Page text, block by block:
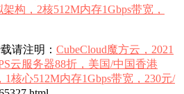
构，2核512M内存1Gbps带宽，
请注明： CubeCloud魔方云，2021
云服务器88折，美国/中国香港
核心512M内存1Gbps带宽，230元/